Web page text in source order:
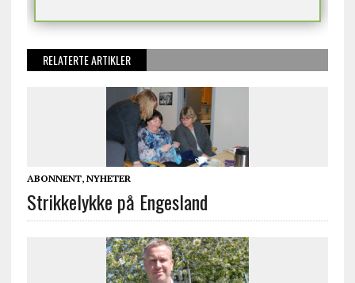
RELATERTE ARTIKLER
ABONNENT, NYHETER
Strikkelykke på Engesland